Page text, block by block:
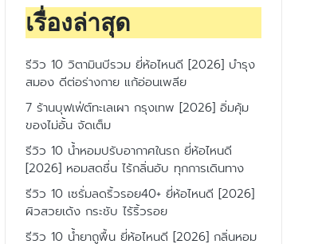
เรื่องล่าสุด
รีวิว 10 วิตามินบีรวม ยี่ห้อไหนดี [2026] บำรุง
สมอง ดีต่อร่างกาย แก้อ่อนเพลีย
7 ร้านบุฟเฟ่ต์ทะเลเผา กรุงเทพ [2026] อิ่มคุ้ม
ของไม่อั้น จัดเต็ม
รีวิว 10 น้ำหอมปรับอากาศในรถ ยี่ห้อไหนดี
[2026] หอมสดชื่น ไร้กลิ่นอับ ทุกการเดินทาง
รีวิว 10 เซรั่มลดริ้วรอย40+ ยี่ห้อไหนดี [2026]
ผิวสวยเด้ง กระชับ ไร้ริ้วรอย
รีวิว 10 น้ำยาถูพื้น ยี่ห้อไหนดี [2026] กลิ่นหอม